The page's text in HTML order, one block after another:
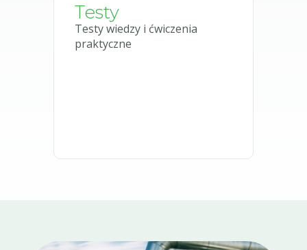
Testy
Testy wiedzy i ćwiczenia
praktyczne